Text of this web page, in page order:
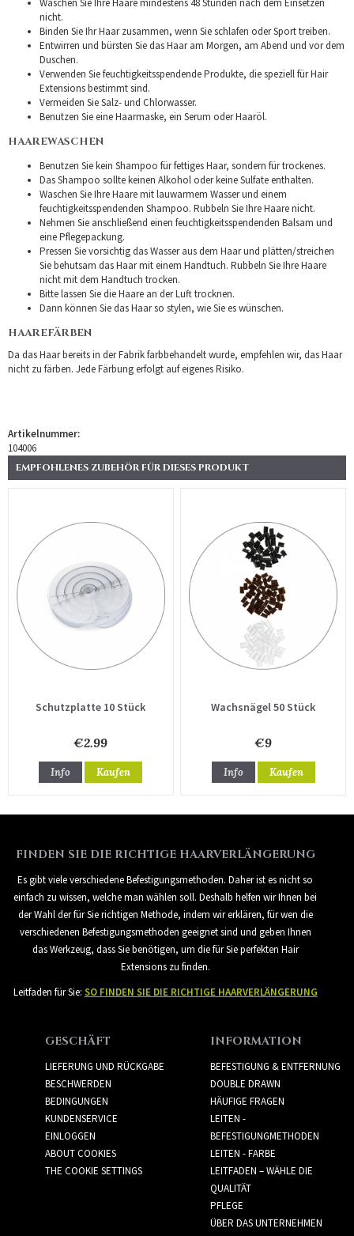
nicht.
Binden Sie Ihr Haar zusammen, wenn Sie schlafen oder Sport treiben.
Entwirren und bürsten Sie das Haar am Morgen, am Abend und vor dem
Duschen.
Verwenden Sie feuchtigkeitsspendende Produkte, die speziell für Hair
Extensions bestimmt sind.
Vermeiden Sie Salz- und Chlorwasser.
Benutzen Sie eine Haarmaske, ein Serum oder Haaröl.
HAAREWASCHEN
Benutzen Sie kein Shampoo für fettiges Haar, sondern für trockenes.
Das Shampoo sollte keinen Alkohol oder keine Sulfate enthalten.
Waschen Sie Ihre Haare mit lauwarmem Wasser und einem
feuchtigkeitsspendenden Shampoo. Rubbeln Sie Ihre Haare nicht.
Nehmen Sie anschließend einen feuchtigkeitsspendenden Balsam und
eine Pflegepackung.
Pressen Sie vorsichtig das Wasser aus dem Haar und plätten/streichen
Sie behutsam das Haar mit einem Handtuch. Rubbeln Sie Ihre Haare
nicht mit dem Handtuch trocken.
Bitte lassen Sie die Haare an der Luft trocknen.
Dann können Sie das Haar so stylen, wie Sie es wünschen.
HAAREFÄRBEN
Da das Haar bereits in der Fabrik farbbehandelt wurde, empfehlen wir, das Haar
nicht zu färben. Jede Färbung erfolgt auf eigenes Risiko.
Artikelnummer:
104006
EMPFOHLENES ZUBEHÖR FÜR DIESES PRODUKT
Schutzplatte 10 Stück
€2.99
Info Kaufen
Wachsnägel 50 Stück
€9
Info Kaufen
FINDEN SIE DIE RICHTIGE HAARVERLÄNGERUNG
Es gibt viele verschiedene Befestigungsmethoden. Daher ist es nicht so
einfach zu wissen, welche man wählen soll. Deshalb helfen wir Ihnen bei
der Wahl der für Sie richtigen Methode, indem wir erklären, für wen die
verschiedenen Befestigungsmethoden geeignet sind und geben Ihnen
das Werkzeug, dass Sie benötigen, um die für Sie perfekten Hair
Extensions zu finden.
Leitfaden für Sie: SO FINDEN SIE DIE RICHTIGE HAARVERLÄNGERUNG
GESCHÄFT
LIEFERUNG UND RÜCKGABE
BESCHWERDEN
BEDINGUNGEN
KUNDENSERVICE
EINLOGGEN
ABOUT COOKIES
THE COOKIE SETTINGS
INFORMATION
BEFESTIGUNG & ENTFERNUNG
DOUBLE DRAWN
HÄUFIGE FRAGEN
LEITEN -
BEFESTIGUNGMETHODEN
LEITEN - FARBE
LEITFADEN – WÄHLE DIE
QUALITÄT
PFLEGE
ÜBER DAS UNTERNEHMEN